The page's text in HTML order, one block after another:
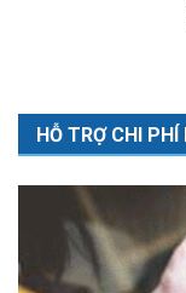
HỖ TRỢ CHI PHÍ